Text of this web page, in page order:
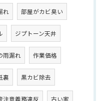
れ 部屋がカビ臭い
ジプトーン天井
雨漏れ 作業価格
裏 黒カビ除去
注意義務違反 古い家